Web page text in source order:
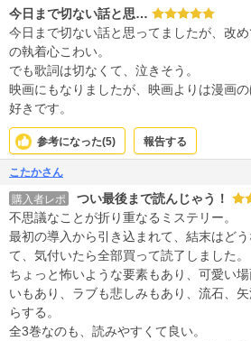
今日まで切ない話と思…
今日まで切ない話と思ってましたが、改
の執着心こわい。
でも歌詞は切なくて、泣きそう。
映画にもなりましたが、映画よりは漫画の
好きです。
参考になった(5) 報告する
こたかさん
購入者レポ
つい最後まで読んじゃう！
不思議なことが折り重なるミステリー。
最初の導入から引き込まれて、結末はど
て、気付いたら全部買って読了しました。
ちょっと怖いような要素もあり、可愛い
いもあり、ラブも悲しみもあり、流石、
らする。
全3巻なのも、読みやすくて良い。